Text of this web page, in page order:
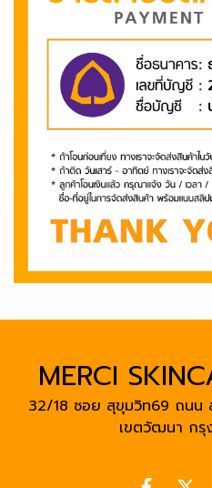
MERCI
32/18 ซอย สุขุมวิท69 ถนน
เขตวัฒนา กรุ